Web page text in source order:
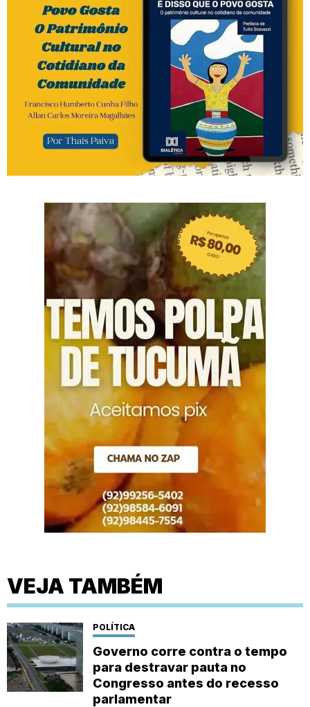
VEJA TAMBÉM
POLÍTICA
Governo corre contra o tempo
para destravar pauta no
Congresso antes do recesso
parlamentar